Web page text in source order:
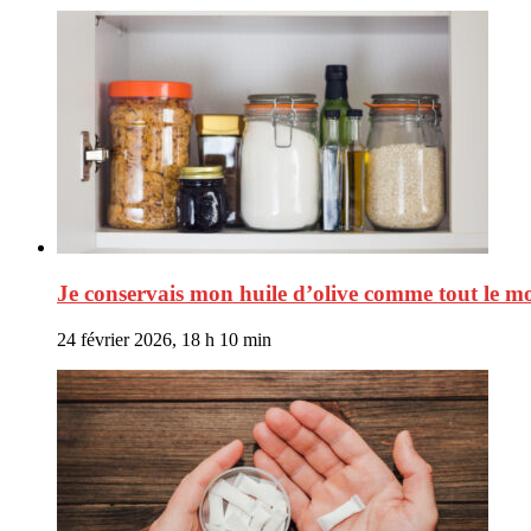
Je conservais mon huile d’olive comme tout le
24 février 2026, 18 h 10 min